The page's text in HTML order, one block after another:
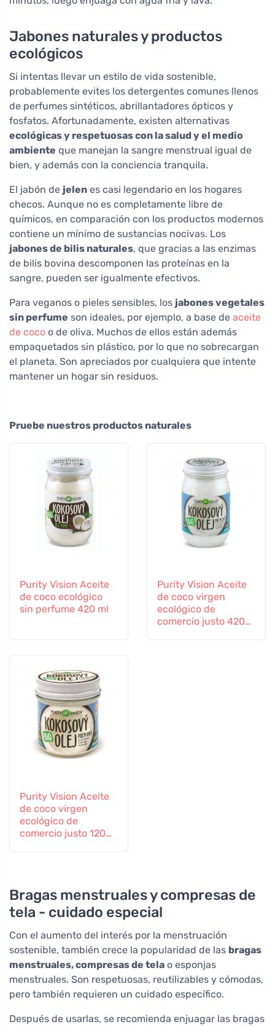
Jabones naturales y productos
ecológicos
Si intentas llevar un estilo de vida sostenible,
probablemente evites los detergentes comunes llenos
de perfumes sintéticos, abrillantadores ópticos y
fosfatos. Afortunadamente, existen alternativas
ecológicas y respetuosas con la salud y el medio
ambiente que manejan la sangre menstrual igual de
bien, y además con la conciencia tranquila.
El jabón de jelen es casi legendario en los hogares
checos. Aunque no es completamente libre de
químicos, en comparación con los productos modernos
contiene un mínimo de sustancias nocivas. Los
jabones de bilis naturales, que gracias a las enzimas
de bilis bovina descomponen las proteínas en la
sangre, pueden ser igualmente efectivos.
Para veganos o pieles sensibles, los jabones vegetales
sin perfume son ideales, por ejemplo, a base de aceite
de coco o de oliva. Muchos de ellos están además
empaquetados sin plástico, por lo que no sobrecargan
el planeta. Son apreciados por cualquiera que intente
mantener un hogar sin residuos.
Pruebe nuestros productos naturales
Purity Vision Aceite
de coco ecológico
sin perfume 420 ml
Purity Vision Aceite
de coco virgen
ecológico de
comercio justo 420
Purity Vision Aceite
de coco virgen
ecológico de
comercio justo 120
Bragas menstruales y compresas de
tela - cuidado especial
Con el aumento del interés por la menstruación
sostenible, también crece la popularidad de las bragas
menstruales, compresas de tela o esponjas
menstruales. Son respetuosas, reutilizables y cómodas,
pero también requieren un cuidado específico.
Después de usarlas, se recomienda enjuagar las bragas